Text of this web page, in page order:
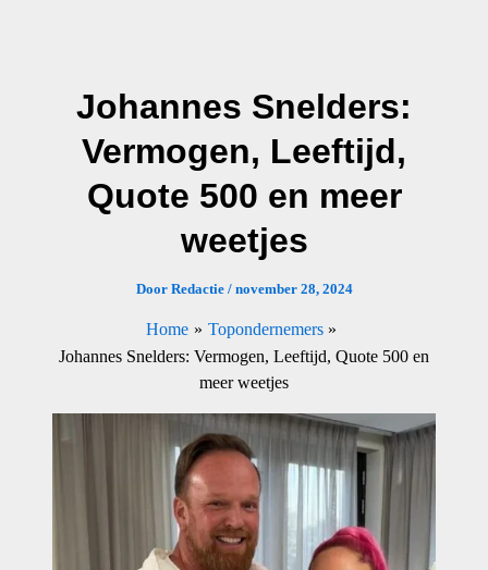
Johannes Snelders:
Vermogen, Leeftijd,
Quote 500 en meer
weetjes
Door Redactie / november 28, 2024
Home
Topondernemers
Johannes Snelders: Vermogen, Leeftijd, Quote 500 en
meer weetjes